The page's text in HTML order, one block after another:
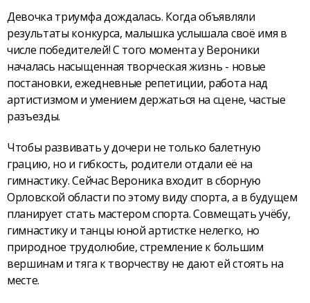
Девочка триумфа дождалась. Когда объявляли
результаты конкурса, малышка услышала своё имя в
числе победителей! С того момента у Вероники
началась насыщенная творческая жизнь - новые
постановки, ежедневные репетиции, работа над
артистизмом и умением держаться на сцене, частые
разъезды.
Чтобы развивать у дочери не только балетную
грацию, но и гибкость, родители отдали её на
гимнастику. Сейчас Вероника входит в сборную
Орловской области по этому виду спорта, а в будущем
планирует стать мастером спорта. Совмещать учёбу,
гимнастику и танцы юной артистке нелегко, но
природное трудолюбие, стремление к большим
вершинам и тяга к творчеству не дают ей стоять на
месте.